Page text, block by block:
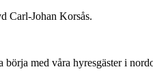
Carl-Johan Korsås.
med våra hyresgäster i